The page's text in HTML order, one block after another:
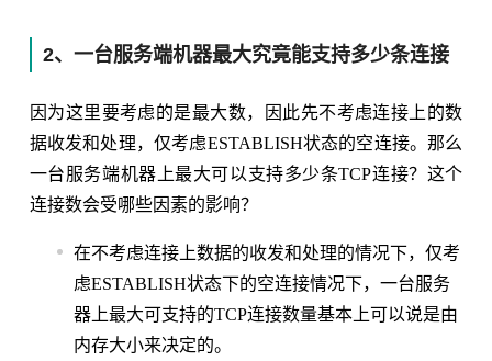
2、一台服务端机器最大究竟能支持多少条连接
因为这里要考虑的是最大数，因此先不考虑连接上的数
据收发和处理，仅考虑ESTABLISH状态的空连接。那么
一台服务端机器上最大可以支持多少条TCP连接？这个
连接数会受哪些因素的影响？
在不考虑连接上数据的收发和处理的情况下，仅考
虑ESTABLISH状态下的空连接情况下，一台服务
器上最大可支持的TCP连接数量基本上可以说是由
内存大小来决定的。